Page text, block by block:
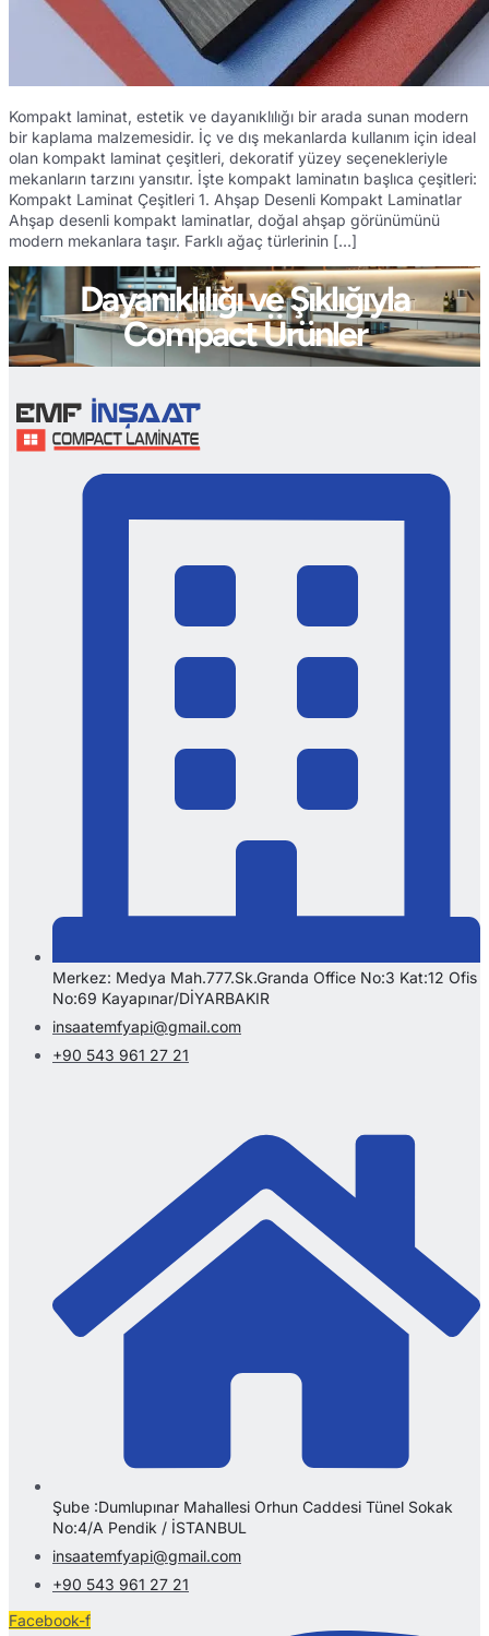
Kompakt laminat, estetik ve dayanıklılığı bir arada sunan modern
bir kaplama malzemesidir. İç ve dış mekanlarda kullanım için ideal
olan kompakt laminat çeşitleri, dekoratif yüzey seçenekleriyle
mekanların tarzını yansıtır. İşte kompakt laminatın başlıca çeşitleri:
Kompakt Laminat Çeşitleri 1. Ahşap Desenli Kompakt Laminatlar
Ahşap desenli kompakt laminatlar, doğal ahşap görünümünü
modern mekanlara taşır. Farklı ağaç türlerinin […]
Dayanıklılığı ve Şıklığıyla
Compact Ürünler
Merkez: Medya Mah.777.Sk.Granda Office No:3 Kat:12 Ofis
No:69 Kayapınar/DİYARBAKIR
insaatemfyapi@gmail.com
+90 543 961 27 21
Şube :Dumlupınar Mahallesi Orhun Caddesi Tünel Sokak
No:4/A Pendik / İSTANBUL
insaatemfyapi@gmail.com
+90 543 961 27 21
Facebook-f